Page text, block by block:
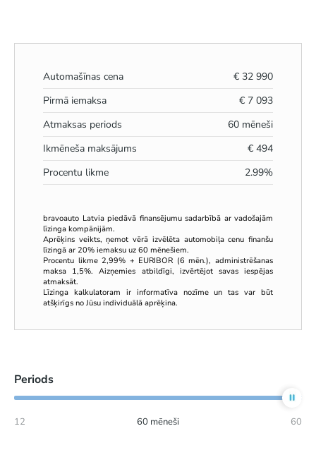
Automašīnas cena € 32 990
Pirmā iemaksa
€ 7 093
Atmaksas periods
60 mēneši
Ikmēneša maksājums
€ 494
Procentu likme
2.99%
bravoauto Latvia piedāvā finansējumu sadarbībā ar vadošajām
līzinga kompānijām.
Aprēķins veikts, ņemot vērā izvēlēta automobiļa cenu finanšu
līzingā ar 20% iemaksu uz 60 mēnešiem.
Procentu likme 2,99% + EURIBOR (6 mēn.), administrēšanas
maksa 1,5%. Aizņemies atbildīgi, izvērtējot savas iespējas
atmaksāt.
Līzinga kalkulatoram ir informatīva nozīme un tas var būt
atšķirīgs no Jūsu individuālā aprēķina.
Periods
12 60 mēneši 60